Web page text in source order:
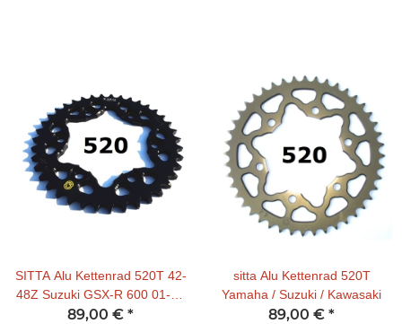
SITTA Alu Kettenrad 520T 42-
48Z Suzuki GSX-R 600 01-10
/ GSX-R 750 00-10 / GSX-R
89,00 € *
sitta Alu Kettenrad 520T
Yamaha / Suzuki / Kawasaki
89,00 € *